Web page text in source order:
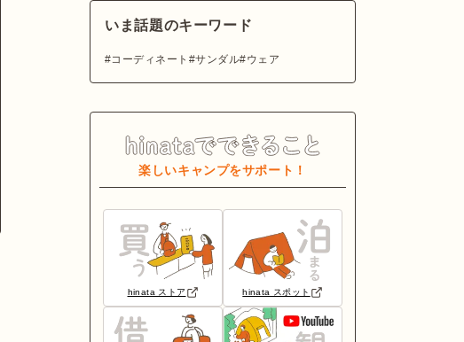
いま話題のキーワード
コーディネート サンダル ウェア
楽しいキャンプをサポート！
hinata ストア hinata スポット